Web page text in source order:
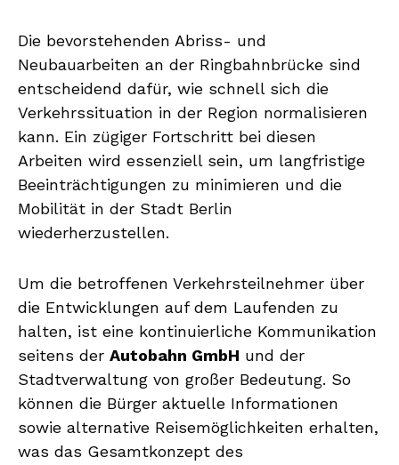
Die bevorstehenden Abriss- und
Neubauarbeiten an der Ringbahnbrücke sind
entscheidend dafür, wie schnell sich die
Verkehrssituation in der Region normalisieren
kann. Ein zügiger Fortschritt bei diesen
Arbeiten wird essenziell sein, um langfristige
Beeinträchtigungen zu minimieren und die
Mobilität in der Stadt Berlin
wiederherzustellen.
Um die betroffenen Verkehrsteilnehmer über
die Entwicklungen auf dem Laufenden zu
halten, ist eine kontinuierliche Kommunikation
seitens der Autobahn GmbH und der
Stadtverwaltung von großer Bedeutung. So
können die Bürger aktuelle Informationen
sowie alternative Reisemöglichkeiten erhalten,
was das Gesamtkonzept des